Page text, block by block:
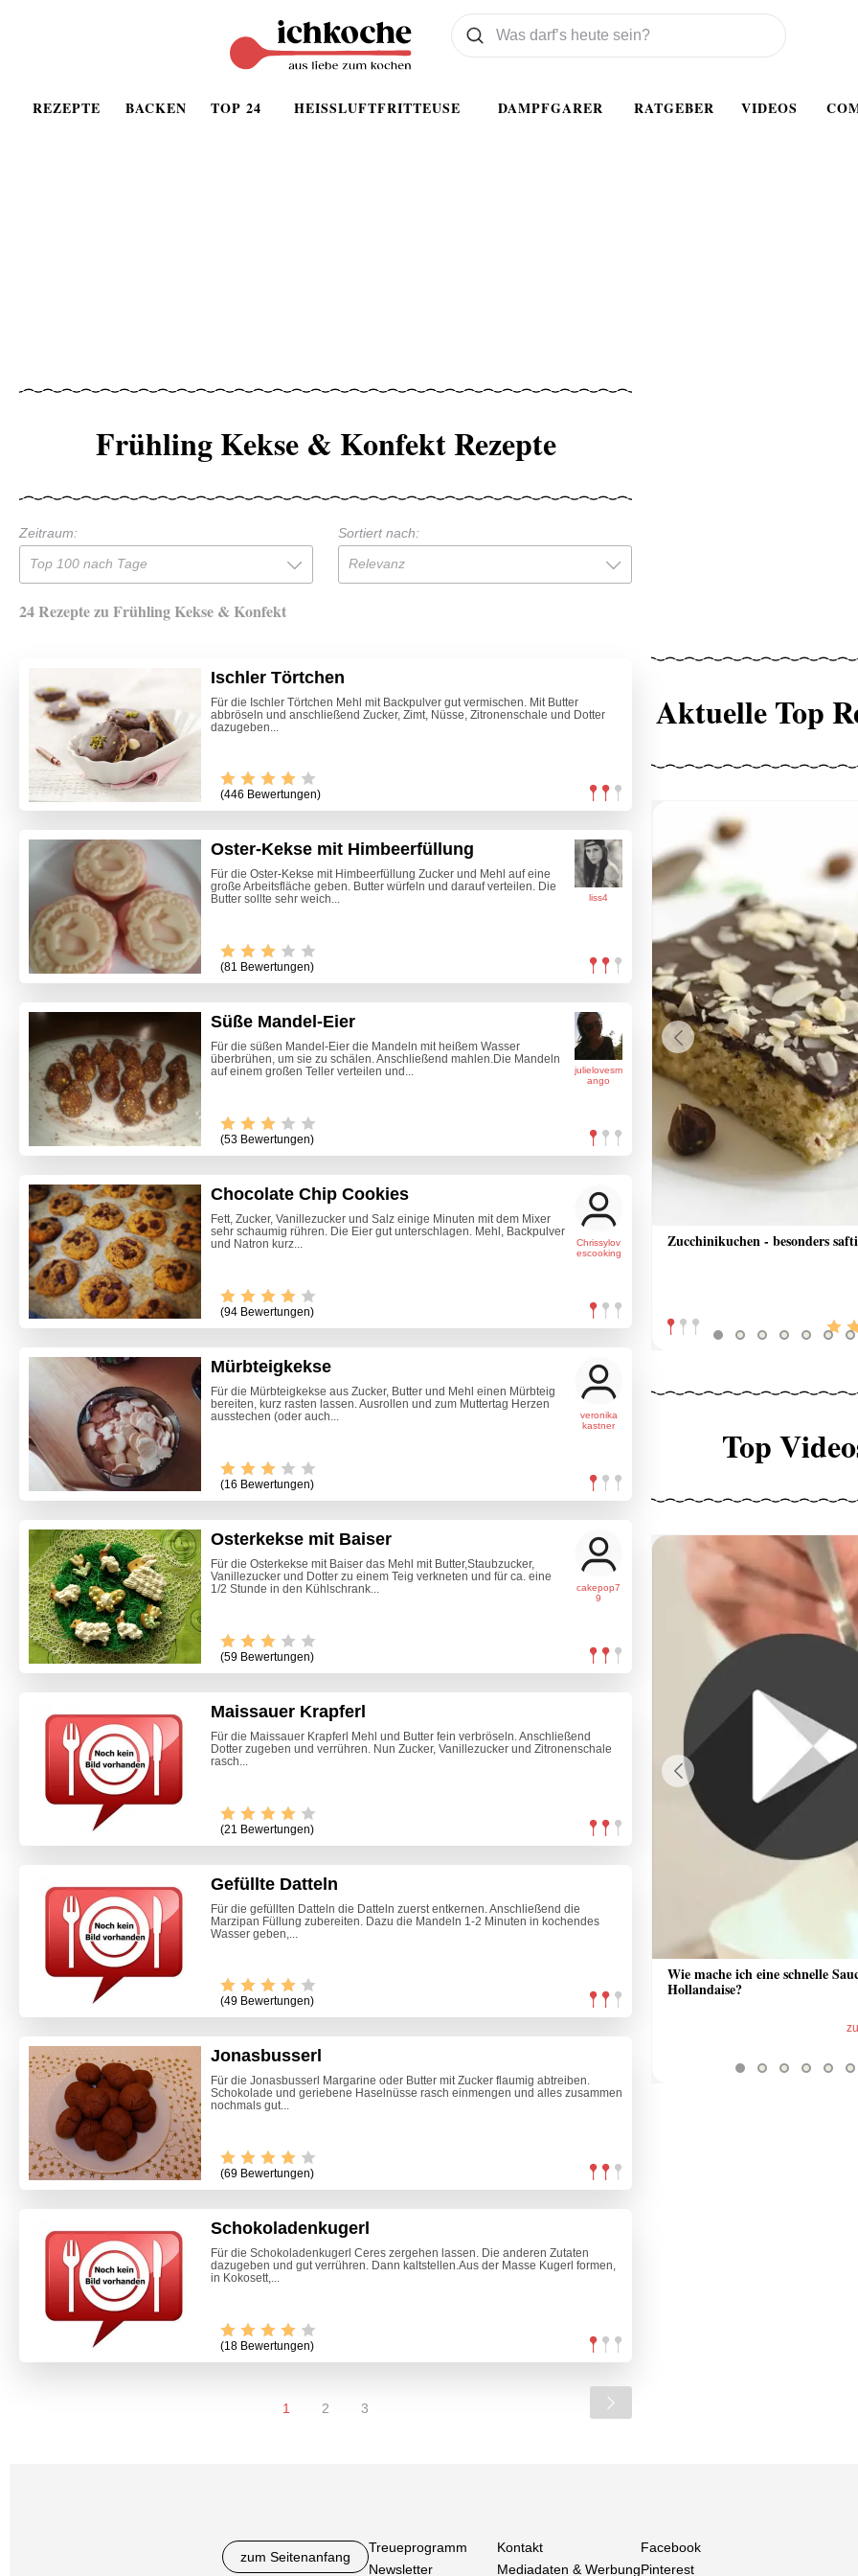
REZEPTE BACKEN TOP 24 HEISSLUFTFRITTEUSE DAMPFGARER RATGEBER VIDEOS
Was wollen Sie suchen
Suchen
Frühling Kekse & Konfekt Rezepte
Zeitraum:
Top 100 nach Tage
Sortiert nach:
Relevanz
24 Rezepte zu Frühling Kekse & Konfekt
Ischler Törtchen
Für die Ischler Törtchen Mehl mit Backpulver gut vermischen. Mit Butter
abbröseln und anschließend Zucker, Zimt, Nüsse, Zitronenschale und Dotter
dazugeben...
(446 Bewertungen)
liss4
Oster-Kekse mit Himbeerfüllung
Für die Oster-Kekse mit Himbeerfüllung Zucker und Mehl auf eine
große Arbeitsfläche geben. Butter würfeln und darauf verteilen. Die
Butter sollte sehr weich...
(81 Bewertungen)
julielovesm
ango
Süße Mandel-Eier
Für die süßen Mandel-Eier die Mandeln mit heißem Wasser
überbrühen, um sie zu schälen. Anschließend mahlen.Die Mandeln
auf einem großen Teller verteilen und...
(53 Bewertungen)
Chrissylov
escooking
Chocolate Chip Cookies
Fett, Zucker, Vanillezucker und Salz einige Minuten mit dem Mixer
sehr schaumig rühren. Die Eier gut unterschlagen. Mehl, Backpulver
und Natron kurz...
(94 Bewertungen)
veronika
kastner
Mürbteigkekse
Für die Mürbteigkekse aus Zucker, Butter und Mehl einen Mürbteig
bereiten, kurz rasten lassen. Ausrollen und zum Muttertag Herzen
ausstechen (oder auch...
(16 Bewertungen)
cakepop7
9
Osterkekse mit Baiser
Für die Osterkekse mit Baiser das Mehl mit Butter,Staubzucker,
Vanillezucker und Dotter zu einem Teig verkneten und für ca. eine
1/2 Stunde in den Kühlschrank...
(59 Bewertungen)
Maissauer Krapferl
Für die Maissauer Krapferl Mehl und Butter fein verbröseln. Anschließend
Dotter zugeben und verrühren. Nun Zucker, Vanillezucker und Zitronenschale
rasch...
(21 Bewertungen)
Gefüllte Datteln
Für die gefüllten Datteln die Datteln zuerst entkernen. Anschließend die
Marzipan Füllung zubereiten. Dazu die Mandeln 1-2 Minuten in kochendes
Wasser geben,...
(49 Bewertungen)
Jonasbusserl
Für die Jonasbusserl Margarine oder Butter mit Zucker flaumig abtreiben.
Schokolade und geriebene Haselnüsse rasch einmengen und alles zusammen
nochmals gut...
(69 Bewertungen)
Schokoladenkugerl
Für die Schokoladenkugerl Ceres zergehen lassen. Die anderen Zutaten
dazugeben und gut verrühren. Dann kaltstellen.Aus der Masse Kugerl formen,
in Kokosett,...
(18 Bewertungen)
1 2 3
Aktuelle Top
Zucchinikuchen - besonders
Knuspriges Brathendl
Previous
Top
Wie mache ich eine schnelle
Hollandaise?
Previous
zum Seitenanfang
Treueprogramm
Newsletter
Kontakt
Mediadaten & Werbung
Facebook
Pinterest